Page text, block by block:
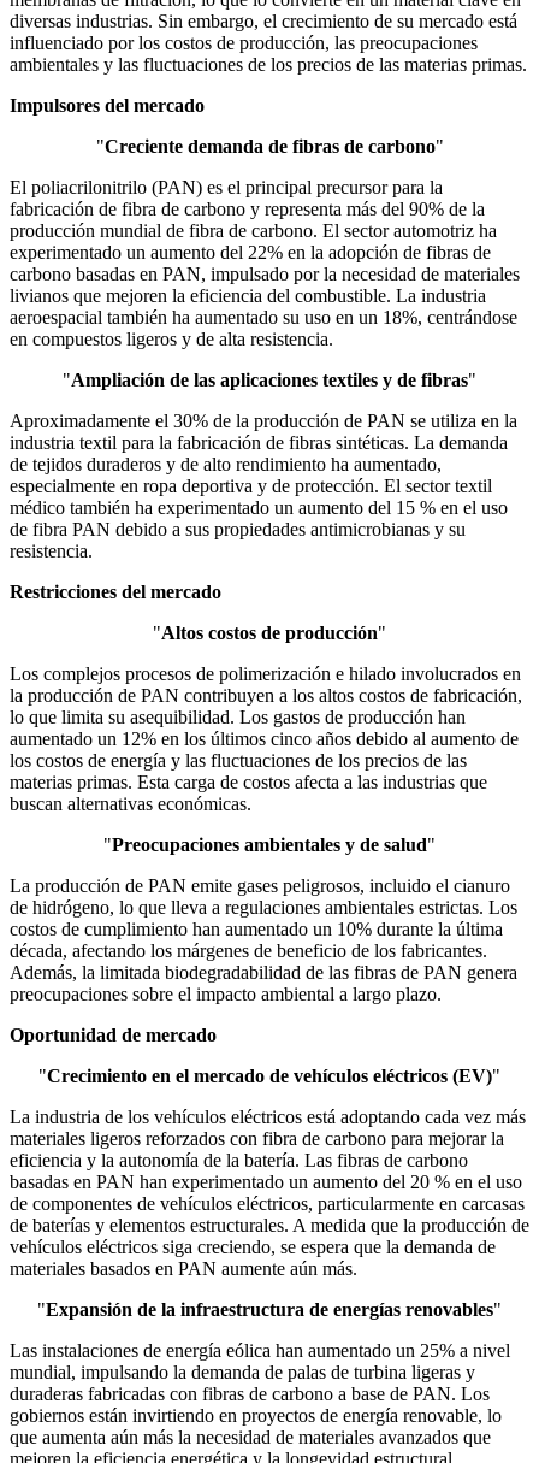
diversas industrias. Sin embargo, el crecimiento de su mercado está
influenciado por los costos de producción, las preocupaciones
ambientales y las fluctuaciones de los precios de las materias primas.
Impulsores del mercado
"Creciente demanda de fibras de carbono"
El poliacrilonitrilo (PAN) es el principal precursor para la
fabricación de fibra de carbono y representa más del 90% de la
producción mundial de fibra de carbono. El sector automotriz ha
experimentado un aumento del 22% en la adopción de fibras de
carbono basadas en PAN, impulsado por la necesidad de materiales
livianos que mejoren la eficiencia del combustible. La industria
aeroespacial también ha aumentado su uso en un 18%, centrándose
en compuestos ligeros y de alta resistencia.
"Ampliación de las aplicaciones textiles y de fibras"
Aproximadamente el 30% de la producción de PAN se utiliza en la
industria textil para la fabricación de fibras sintéticas. La demanda
de tejidos duraderos y de alto rendimiento ha aumentado,
especialmente en ropa deportiva y de protección. El sector textil
médico también ha experimentado un aumento del 15 % en el uso
de fibra PAN debido a sus propiedades antimicrobianas y su
resistencia.
Restricciones del mercado
"Altos costos de producción"
Los complejos procesos de polimerización e hilado involucrados en
la producción de PAN contribuyen a los altos costos de fabricación,
lo que limita su asequibilidad. Los gastos de producción han
aumentado un 12% en los últimos cinco años debido al aumento de
los costos de energía y las fluctuaciones de los precios de las
materias primas. Esta carga de costos afecta a las industrias que
buscan alternativas económicas.
"Preocupaciones ambientales y de salud"
La producción de PAN emite gases peligrosos, incluido el cianuro
de hidrógeno, lo que lleva a regulaciones ambientales estrictas. Los
costos de cumplimiento han aumentado un 10% durante la última
década, afectando los márgenes de beneficio de los fabricantes.
Además, la limitada biodegradabilidad de las fibras de PAN genera
preocupaciones sobre el impacto ambiental a largo plazo.
Oportunidad de mercado
"Crecimiento en el mercado de vehículos eléctricos (EV)"
La industria de los vehículos eléctricos está adoptando cada vez más
materiales ligeros reforzados con fibra de carbono para mejorar la
eficiencia y la autonomía de la batería. Las fibras de carbono
basadas en PAN han experimentado un aumento del 20 % en el uso
de componentes de vehículos eléctricos, particularmente en carcasas
de baterías y elementos estructurales. A medida que la producción de
vehículos eléctricos siga creciendo, se espera que la demanda de
materiales basados ​​en PAN aumente aún más.
"Expansión de la infraestructura de energías renovables"
Las instalaciones de energía eólica han aumentado un 25% a nivel
mundial, impulsando la demanda de palas de turbina ligeras y
duraderas fabricadas con fibras de carbono a base de PAN. Los
gobiernos están invirtiendo en proyectos de energía renovable, lo
que aumenta aún más la necesidad de materiales avanzados que